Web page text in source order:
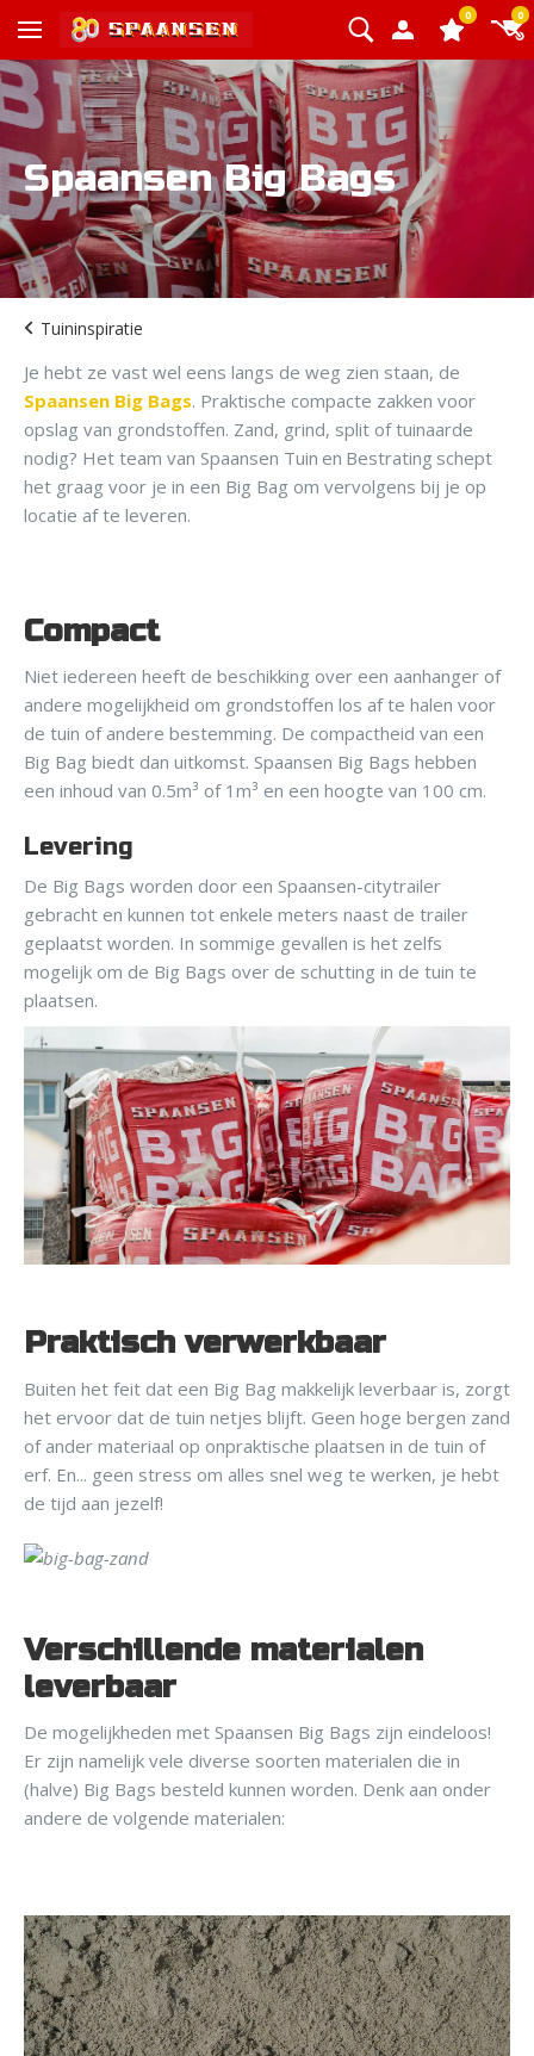
0 0
Spaansen Big Bags
Tuininspiratie
Je hebt ze vast wel eens langs de weg zien staan, de
Spaansen Big Bags. Praktische compacte zakken voor
opslag van grondstoffen. Zand, grind, split of tuinaarde
nodig? Het team van Spaansen Tuin en Bestrating schept
het graag voor je in een Big Bag om vervolgens bij je op
locatie af te leveren.
Compact
Niet iedereen heeft de beschikking over een aanhanger of
andere mogelijkheid om grondstoffen los af te halen voor
de tuin of andere bestemming. De compactheid van een
Big Bag biedt dan uitkomst. Spaansen Big Bags hebben
een inhoud van 0.5m³ of 1m³ en een hoogte van 100 cm.
Levering
De Big Bags worden door een Spaansen-citytrailer
gebracht en kunnen tot enkele meters naast de trailer
geplaatst worden. In sommige gevallen is het zelfs
mogelijk om de Big Bags over de schutting in de tuin te
plaatsen.
Praktisch verwerkbaar
Buiten het feit dat een Big Bag makkelijk leverbaar is, zorgt
het ervoor dat de tuin netjes blijft. Geen hoge bergen zand
of ander materiaal op onpraktische plaatsen in de tuin of
erf. En... geen stress om alles snel weg te werken, je hebt
de tijd aan jezelf!
Verschillende materialen
leverbaar
De mogelijkheden met Spaansen Big Bags zijn eindeloos!
Er zijn namelijk vele diverse soorten materialen die in
(halve) Big Bags besteld kunnen worden. Denk aan onder
andere de volgende materialen: